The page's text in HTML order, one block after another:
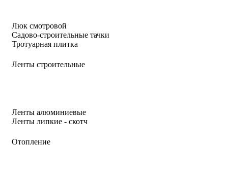
Люк смотровой
Садово-строительные тачки
Тротуарная плитка
Ленты строительные
Ленты алюминиевые
Ленты липкие - скотч
Отопление